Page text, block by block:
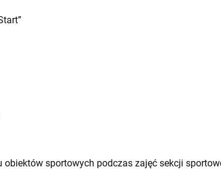
obiektów sportowych podczas zajęć sekcji